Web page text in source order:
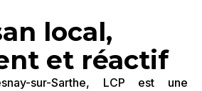
local,
et réactif
sur-Sarthe, LCP est une